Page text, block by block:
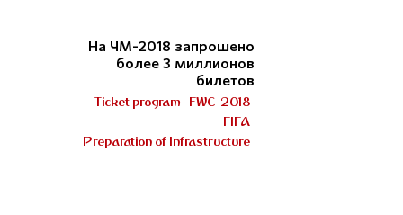
На ЧМ-2018 запрошено
более 3 миллионов
билетов
Ticket program
FWC-2018
FIFA
Preparation of Infrastructure